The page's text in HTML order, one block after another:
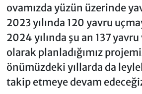
ovamızda yüzün üzerinde
2023 yılında 120 yavru
2024 yılında şu an 137 yavru
olarak planladığımız
önümüzdeki yıllarda da
takip etmeye devam